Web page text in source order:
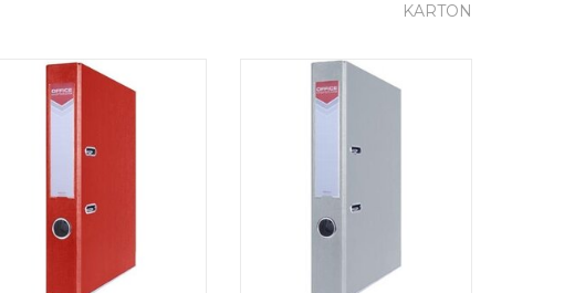
KARTON
OFFICE products ordner, voor
A4, uit karton, rug van 5,5 cm,
TOEVOEGEN AAN
OFFICE products ordner, voor
A4, uit karton, rug van 5,5 cm,
TOEVOEGEN AAN